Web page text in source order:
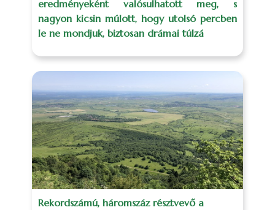
eredményeként valósulhatott meg, s
nagyon kicsin múlott, hogy utolsó percben
le ne mondjuk, biztosan drámai túlzá
Rekordszámú, háromszáz résztvevő a